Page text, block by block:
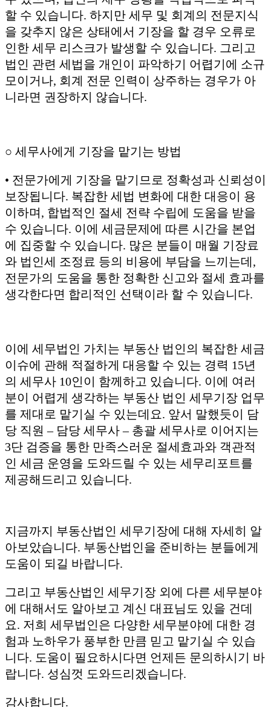
할 수 있습니다. 하지만 세무 및 회계의 전문지식
을 갖추지 않은 상태에서 기장을 할 경우 오류로
인한 세무 리스크가 발생할 수 있습니다. 그리고
법인 관련 세법을 개인이 파악하기 어렵기에 소규
모이거나, 회계 전문 인력이 상주하는 경우가 아
니라면 권장하지 않습니다.
○ 세무사에게 기장을 맡기는 방법
• 전문가에게 기장을 맡기므로 정확성과 신뢰성이
보장됩니다. 복잡한 세법 변화에 대한 대응이 용
이하며, 합법적인 절세 전략 수립에 도움을 받을
수 있습니다. 이에 세금문제에 따른 시간을 본업
에 집중할 수 있습니다. 많은 분들이 매월 기장료
와 법인세 조정료 등의 비용에 부담을 느끼는데,
전문가의 도움을 통한 정확한 신고와 절세 효과를
생각한다면 합리적인 선택이라 할 수 있습니다.
이에 세무법인 가치는 부동산 법인의 복잡한 세금
이슈에 관해 적절하게 대응할 수 있는 경력 15년
의 세무사 10인이 함께하고 있습니다. 이에 여러
분이 어렵게 생각하는 부동산 법인 세무기장 업무
를 제대로 맡기실 수 있는데요. 앞서 말했듯이 담
당 직원 – 담당 세무사 – 총괄 세무사로 이어지는
3단 검증을 통한 만족스러운 절세효과와 객관적
인 세금 운영을 도와드릴 수 있는 세무리포트를
제공해드리고 있습니다.
지금까지 부동산법인 세무기장에 대해 자세히 알
아보았습니다. 부동산법인을 준비하는 분들에게
도움이 되길 바랍니다.
그리고 부동산법인 세무기장 외에 다른 세무분야
에 대해서도 알아보고 계신 대표님도 있을 건데
요. 저희 세무법인은 다양한 세무분야에 대한 경
험과 노하우가 풍부한 만큼 믿고 맡기실 수 있습
니다. 도움이 필요하시다면 언제든 문의하시기 바
랍니다. 성심껏 도와드리겠습니다.
감사합니다.